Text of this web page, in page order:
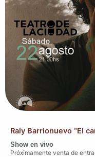
Raly Barrionuevo “El
Show en vivo
Próximamente venta de